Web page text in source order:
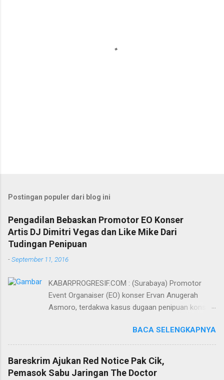
Postingan populer dari blog ini
Pengadilan Bebaskan Promotor EO Konser
Artis DJ Dimitri Vegas dan Like Mike Dari
Tudingan Penipuan
-September 11, 2016
KABARPROGRESIF.COM : (Surabaya) Promotor
Event Organaiser (EO) konser Ervan Anugerah
Asmoro, terdakwa kasus dugaan penipuan konser
dari tuntutan 1,5 tahun penjara yang diajukan Jaksa
Penuntut Umum (JPU) Darwis dari Kejari Surabaya.
Oleh majelis hakim yang diketuai Sigit Sutanto SH
MH, kasus penipuan yang menjerat Ervan tersebut
BACA SELENGKAPNYA
Bareskrim Ajukan Red Notice Pak Cik,
Pemasok Sabu Jaringan The Doctor